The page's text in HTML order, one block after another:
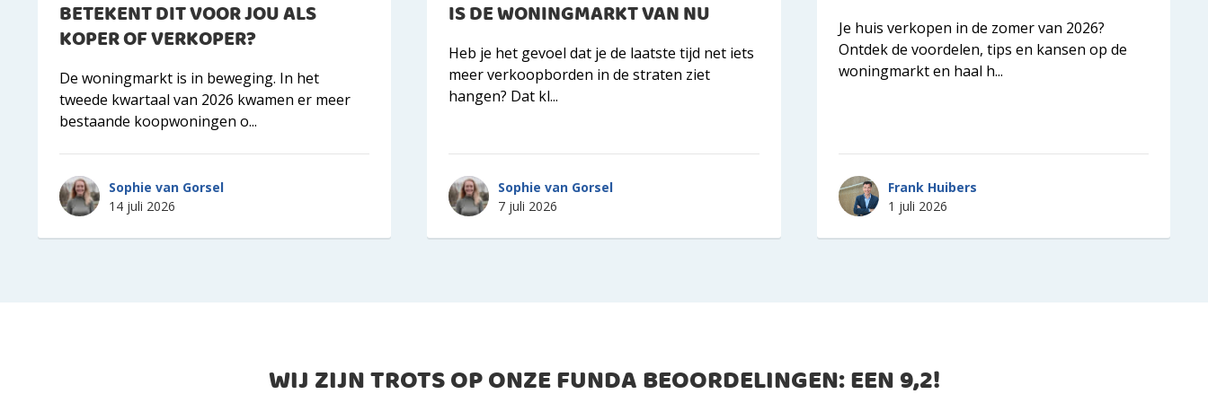
BETEKENT DIT VOOR JOU ALS
KOPER OF VERKOPER?
De woningmarkt is in beweging. In het
tweede kwartaal van 2026 kwamen er meer
bestaande koopwoningen o...
Sophie van Gorsel
14 juli 2026
IS DE WONINGMARKT VAN NU
Heb je het gevoel dat je de laatste tijd net iets
meer verkoopborden in de straten ziet
hangen? Dat kl...
Sophie van Gorsel
7 juli 2026
Je huis verkopen in de zomer van 2026?
Ontdek de voordelen, tips en kansen op de
woningmarkt en haal h...
Frank Huibers
1 juli 2026
WIJ ZIJN TROTS OP ONZE FUNDA BEOORDELINGEN: EEN9,2!